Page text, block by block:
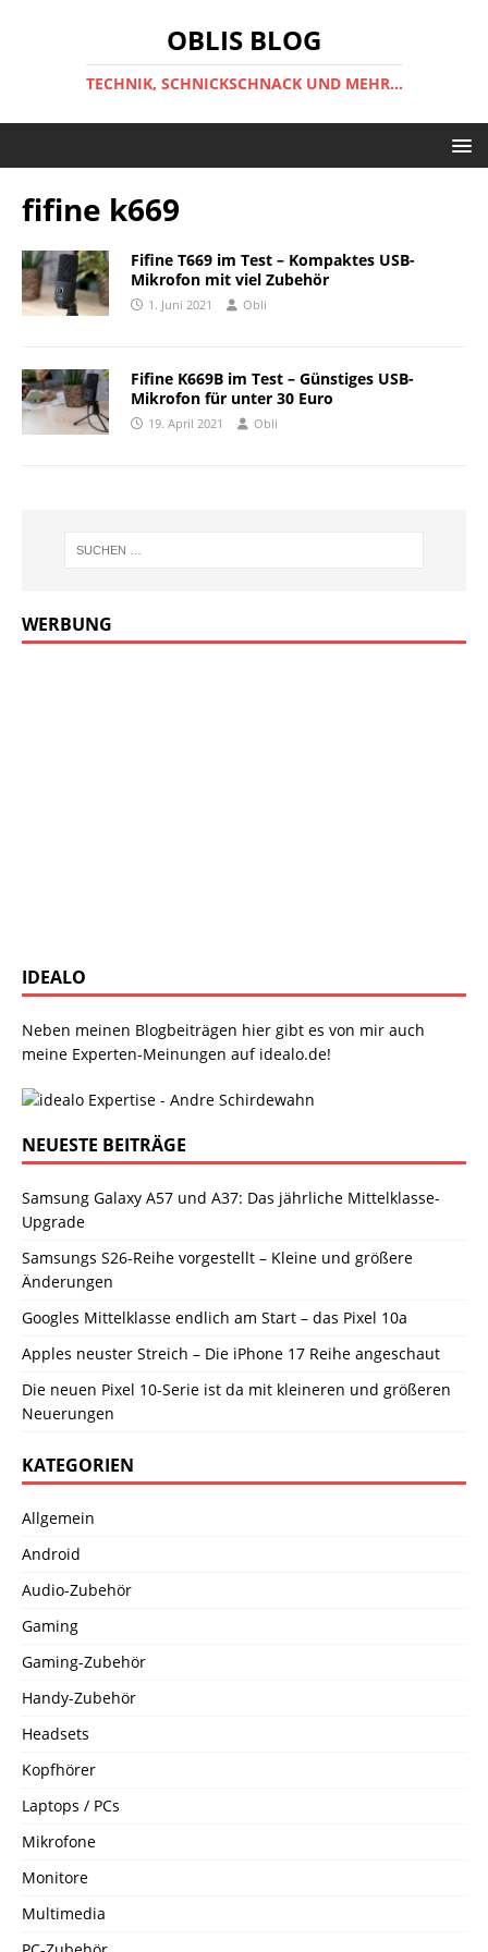
OBLIS BLOG
TECHNIK, SCHNICKSCHNACK UND MEHR...
fifine k669
Fifine T669 im Test – Kompaktes USB-
Mikrofon mit viel Zubehör
1. Juni 2021 Obli
Fifine K669B im Test – Günstiges USB-
Mikrofon für unter 30 Euro
19. April 2021 Obli
WERBUNG
IDEALO
Neben meinen Blogbeiträgen hier gibt es von mir auch
meine Experten-Meinungen auf idealo.de!
NEUESTE BEITRÄGE
Samsung Galaxy A57 und A37: Das jährliche Mittelklasse-
Upgrade
Samsungs S26-Reihe vorgestellt – Kleine und größere
Änderungen
Googles Mittelklasse endlich am Start – das Pixel 10a
Apples neuster Streich – Die iPhone 17 Reihe angeschaut
Die neuen Pixel 10-Serie ist da mit kleineren und größeren
Neuerungen
KATEGORIEN
Allgemein
Android
Audio-Zubehör
Gaming
Gaming-Zubehör
Handy-Zubehör
Headsets
Kopfhörer
Laptops / PCs
Mikrofone
Monitore
Multimedia